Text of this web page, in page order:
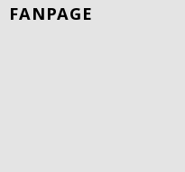
FANPAGE